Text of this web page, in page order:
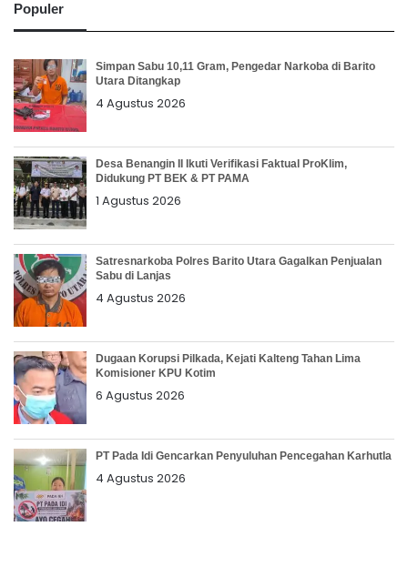
Populer
Simpan Sabu 10,11 Gram, Pengedar Narkoba di Barito
Utara Ditangkap
4 Agustus 2026
Desa Benangin II Ikuti Verifikasi Faktual ProKlim,
Didukung PT BEK & PT PAMA
1 Agustus 2026
Satresnarkoba Polres Barito Utara Gagalkan Penjualan
Sabu di Lanjas
4 Agustus 2026
Dugaan Korupsi Pilkada, Kejati Kalteng Tahan Lima
Komisioner KPU Kotim
6 Agustus 2026
PT Pada Idi Gencarkan Penyuluhan Pencegahan Karhutla
4 Agustus 2026